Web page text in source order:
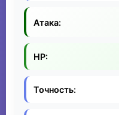
Атака:
HP:
Точность: